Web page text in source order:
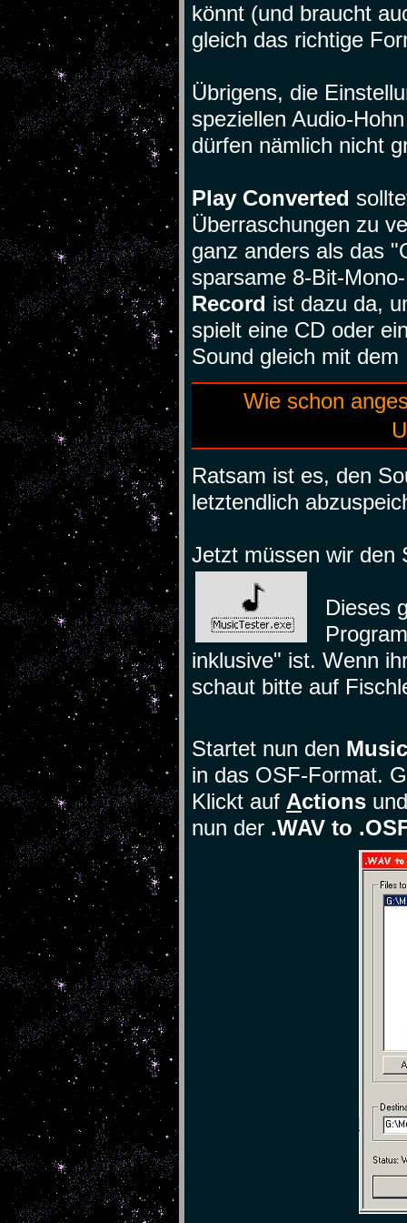
könnt (und braucht
gleich das richtige
Übrigens, die
speziellen Audio-
dürfen nämlich nicht
Play Converted
Überraschungen zu
ganz anders als das
sparsame 8-Bit-
Record ist dazu da,
spielt eine CD oder
Sound gleich mit dem
Wie schon
Ratsam ist es, den
letztendlich
Jetzt müssen wir den
Dieses
inklusive" ist. Wenn
schaut bitte auf
Startet nun den
in das OSF-Format.
Klickt auf Actions
nun der .WAV to